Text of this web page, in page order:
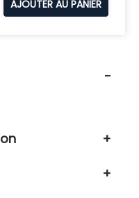
AJOUTER AU PANIER